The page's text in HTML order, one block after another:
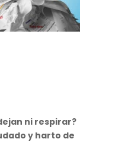
ni respirar?
y harto de